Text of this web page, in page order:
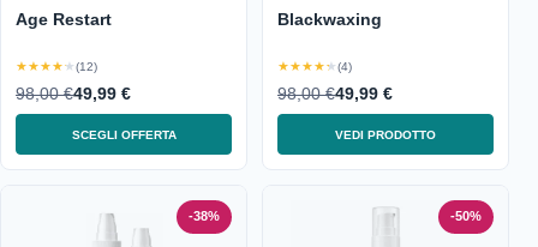
Age Restart
★★★★★(12)
98,00 €49,99 €
SCEGLI OFFERTA
Blackwaxing
★★★★★(4)
98,00 €49,99 €
VEDI PRODOTTO
-38% -50%